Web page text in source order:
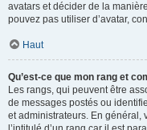
avatars et décider de la
pouvez pas utiliser d’avatar,
Haut
Qu’est-ce que mon rang et
Les rangs, qui peuvent être
de messages postés ou
et administrateurs. En général,